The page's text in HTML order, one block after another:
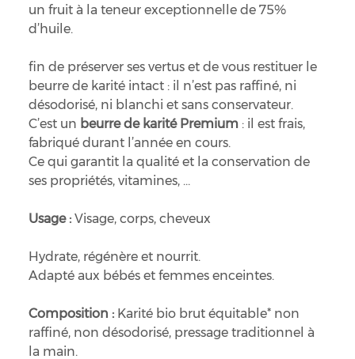
un fruit à la teneur exceptionnelle de 75%
d’huile.
fin de préserver ses vertus et de vous restituer le
beurre de karité intact : il n’est pas raffiné, ni
désodorisé, ni blanchi et sans conservateur.
C’est un beurre de karité Premium: il est frais,
fabriqué durant l’année en cours.
Ce qui garantit la qualité et la conservation de
ses propriétés, vitamines, …
Usage : Visage, corps, cheveux
Hydrate, régénère et nourrit.
Adapté aux bébés et femmes enceintes.
Composition :Karité bio brut équitable* non
raffiné, non désodorisé, pressage traditionnel à
la main.